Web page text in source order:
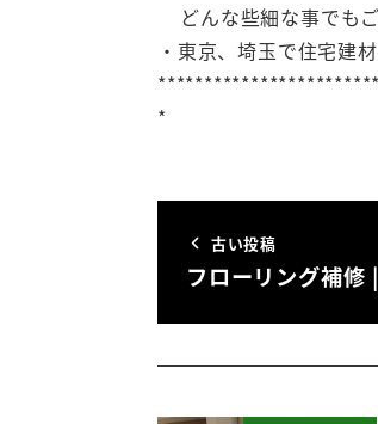
どんな些細な事でもご
・東京、埼玉で住宅建
*
古い投稿
フローリング補修